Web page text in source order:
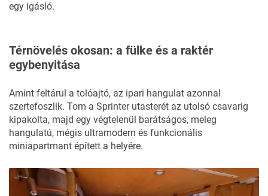
egy igásló.
Térnövelés okosan: a fülke és a raktér
egybenyitása
Amint feltárul a tolóajtó, az ipari hangulat azonnal
szertefoszlik. Tom a Sprinter utasterét az utolsó csavarig
kipakolta, majd egy végtelenül barátságos, meleg
hangulatú, mégis ultramodern és funkcionális
miniapartmant épített a helyére.